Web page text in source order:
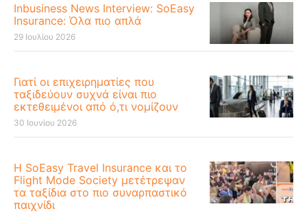
Inbusiness News Interview: SoEasy
Insurance: Όλα πιο απλά
29 Ιουλίου 2026
Γιατί οι επιχειρηματίες που
ταξιδεύουν συχνά είναι πιο
εκτεθειμένοι από ό,τι νομίζουν
30 Ιουνίου 2026
Η SoEasy Travel Insurance και το
Flight Mode Society μετέτρεψαν
τα ταξίδια στο πιο συναρπαστικό
παιχνίδι